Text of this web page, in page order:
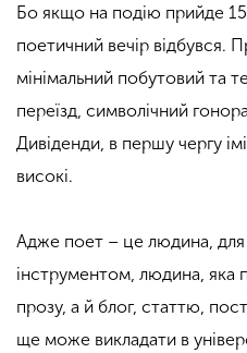
Бо якщо на подію прийде
поетичний вечір відбувся.
мінімальний побутовий та
переїзд, символічний
Дивіденди, в першу чергу
високі.
Адже поет – це людина, для
інструментом, людина, яка
прозу, а й блог, статтю,
ще може викладати в